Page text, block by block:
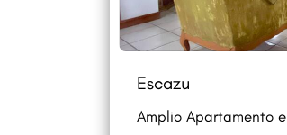
Escazu
Amplio Apartamento